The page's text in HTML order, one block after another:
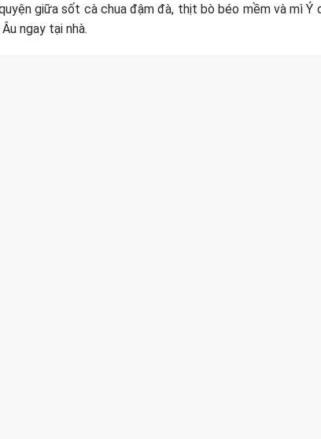
giữa sốt cà chua đậm đà, thịt bò béo mềm và mì
ngay tại nhà.